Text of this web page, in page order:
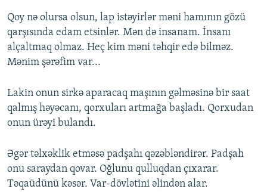
Qoy nə olursa olsun, lap istəyirlər məni hamının gözü
qarşısında edam etsinlər. Mən də insanam. İnsanı
alçaltmaq olmaz. Heç kim məni təhqir edə bilməz.
Mənim şərəfim var...
Lakin onun sirkə aparacaq maşının gəlməsinə bir saat
qalmış həyəcanı, qorxuları artmağa başladı. Qorxudan
onun ürəyi bulandı.
Əgər təlxəklik etməsə padşahı qəzəbləndirər. Padşah
onu saraydan qovar. Oğlunu qulluqdan çıxarar.
Təqaüdünü kəsər. Var-dövlətini əlindən alar.